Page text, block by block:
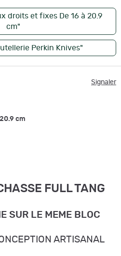
droits et fixes De 16 à 20.9
cm"
Perkin Knives"
Signaler
20.9 cm
FULL TANG
SUR LE MEME BLOC
ARTISANAL